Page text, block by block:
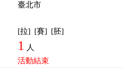
臺北市
[拉] [賽] [胚]
1 人
活動結束